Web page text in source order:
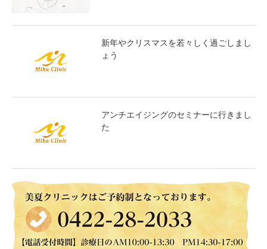
新年やクリスマスを若々しく過ごしまし
ょう
アンチエイジングのセミナーに行きまし
た